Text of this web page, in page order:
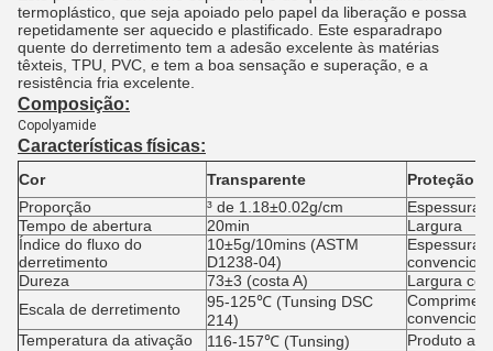
termoplástico, que seja apoiado pelo papel da liberação e possa
repetidamente ser aquecido e plastificado. Este esparadrapo
quente do derretimento tem a adesão excelente às matérias
têxteis, TPU, PVC, e tem a boa sensação e superação, e a
resistência fria excelente.
Composição:
Copolyamide
Característicasfísicas:
Cor Transparente
Proteção
Proporção
³ de 1.18±0.02g/cm
Espessura
Tempo de abertura
20min
Largura
Índice do fluxo do
derretimento
10±5g/10mins (ASTM
D1238-04)
Espessura
Dureza
73±3 (costa A)
Largura
Escala de derretimento
95-125℃ (Tunsing DSC
214)
Temperatura da ativação
116-157℃ (Tunsing) Produto